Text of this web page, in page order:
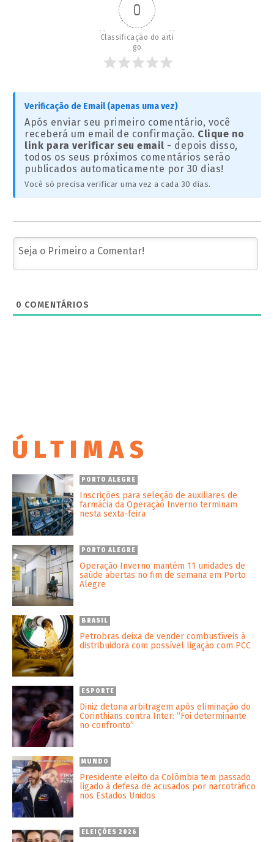
0
Classificação do arti
go
Verificação de Email (apenas uma vez)
Após enviar seu primeiro comentário, você
receberá um email de confirmação. Clique no
link para verificar seu email - depois disso,
todos os seus próximos comentários serão
publicados automaticamente por 30 dias!
Você só precisa verificar uma vez a cada 30 dias.
0 COMENTÁRIOS
ÚLTIMAS
PORTO ALEGRE
Inscrições para seleção de auxiliares de
farmácia da Operação Inverno terminam
nesta sexta-feira
PORTO ALEGRE
Operação Inverno mantém 11 unidades de
saúde abertas no fim de semana em Porto
Alegre
BRASIL
Petrobras deixa de vender combustíveis à
distribuidora com possível ligação com PCC
ESPORTE
Diniz detona arbitragem após eliminação do
Corinthians contra Inter: “Foi determinante
no confronto”
MUNDO
Presidente eleito da Colômbia tem passado
ligado à defesa de acusados por narcotráfico
nos Estados Unidos
ELEIÇÕES 2026